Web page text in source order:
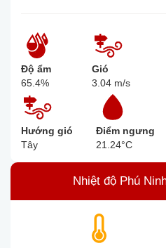
Độ ẩm
65.4%
Gió
3.04 m/s
Hướng gió
Tây
Điểm ngưng
21.24°C
Nhiệt độ Phú